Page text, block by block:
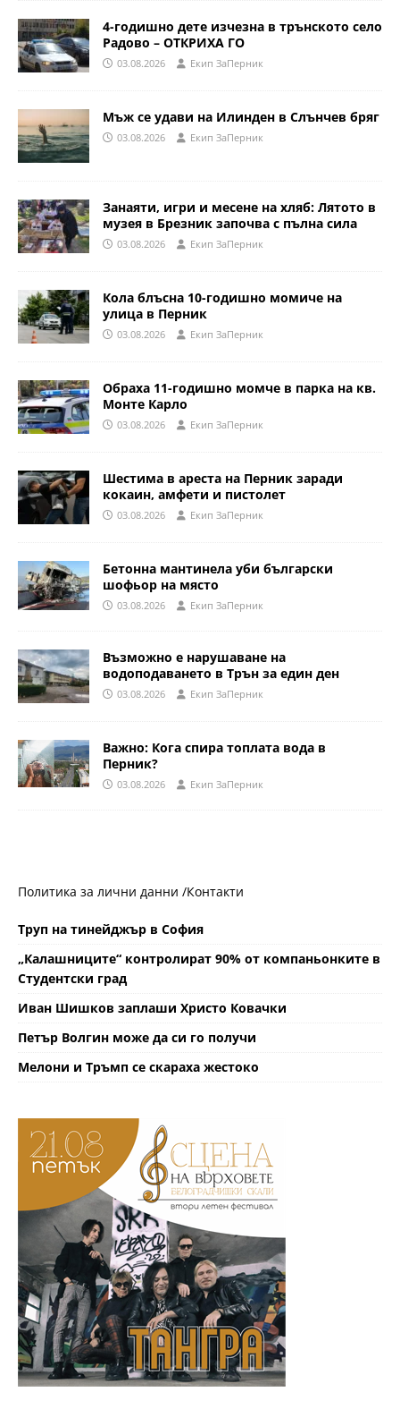
4-годишно дете изчезна в трънското село
Радово – ОТКРИХА ГО
03.08.2026 Eкип ЗаПерник
Мъж се удави на Илинден в Слънчев бряг
03.08.2026 Eкип ЗаПерник
Занаяти, игри и месене на хляб: Лятото в
музея в Брезник започва с пълна сила
03.08.2026 Eкип ЗаПерник
Кола блъсна 10-годишно момиче на
улица в Перник
03.08.2026 Eкип ЗаПерник
Обраха 11-годишно момче в парка на кв.
Монте Карло
03.08.2026 Eкип ЗаПерник
Шестима в ареста на Перник заради
кокаин, амфети и пистолет
03.08.2026 Eкип ЗаПерник
Бетонна мантинела уби български
шофьор на място
03.08.2026 Eкип ЗаПерник
Възможно е нарушаване на
водоподаването в Трън за един ден
03.08.2026 Eкип ЗаПерник
Важно: Кога спира топлата вода в
Перник?
03.08.2026 Eкип ЗаПерник
Политика за лични данни /Контакти
Труп на тинейджър в София
„Калашниците“ контролират 90% от компаньонките в
Студентски град
Иван Шишков заплаши Христо Ковачки
Петър Волгин може да си го получи
Мелони и Тръмп се скараха жестоко